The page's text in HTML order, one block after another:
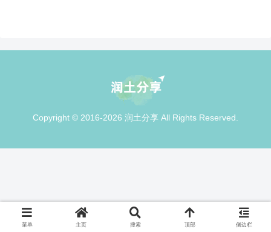
Copyright © 2016-2026 润土分享 All Rights Reserved.
菜单 主页 搜索 顶部 侧边栏